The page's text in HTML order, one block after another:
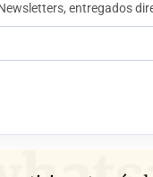
entregados